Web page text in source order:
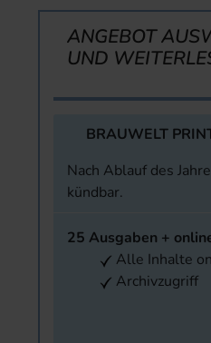
ANGEBOT
UND
BRAUWELT
Nach Ablauf des
kündbar.
25 Ausgaben +
Alle Inhalte
Archivzugriff